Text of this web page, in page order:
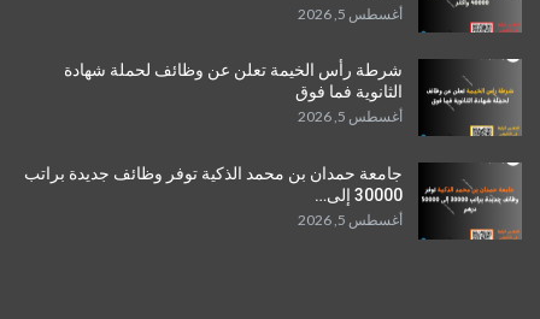
أغسطس 5, 2026
شرطة رأس الخيمة تعلن عن وظائف لحملة شهادة
الثانوية فما فوق
أغسطس 5, 2026
جامعة حمدان بن محمد الذكية توفر وظائف جديدة براتب
30000 إلى…
أغسطس 5, 2026